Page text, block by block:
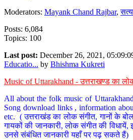
Moderators: Mayank Chand Rajbar,
Posts: 6,084
Topics: 100
Last post: December 26, 2021,
Educatio... by Bhishma Kukreti
Music of Uttarakhand - उत्तराखण्ड का
All about the folk music of
Song download links , information
etc. ( उत्तराखंड का लोक संगीत, गानों के
गायकों की जानकारी, लोक संगीत की
उनसे संबंधित जानकारी यहाँ पर पढ़ सकते हैं)